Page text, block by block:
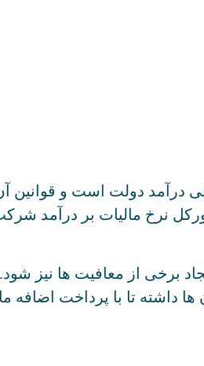
درآمد دولت است و قوانین
برخی از معافیت ها نیز
تا با پرداخت اضافه